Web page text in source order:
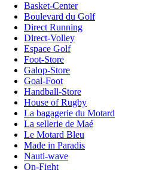
Basket-Center
Boulevard du Golf
Direct Running
Direct-Volley
Espace Golf
Foot-Store
Galop-Store
Goal-Foot
Handball-Store
House of Rugby
La bagagerie du Motard
La sellerie de Maé
Le Motard Bleu
Made in Paradis
Nauti-wave
On-Fight